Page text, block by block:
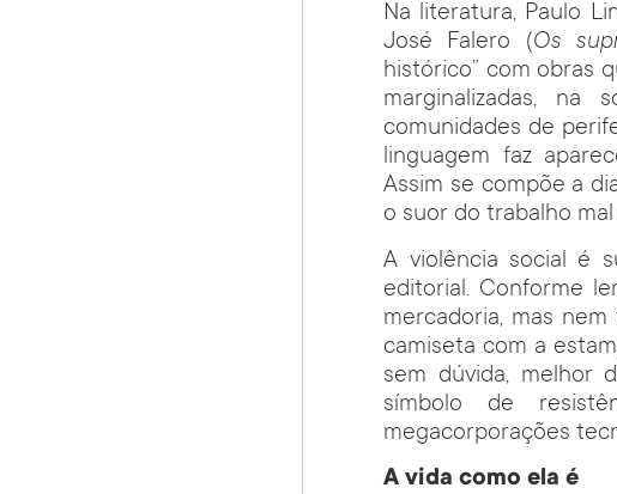
Na literatura, Paulo
José Falero (Os
histórico” com obras
marginalizadas, na
comunidades de
linguagem faz
Assim se compõe a
o suor do trabalho
A violência social é
editorial. Conforme
mercadoria, mas
camiseta com a
sem dúvida, melhor
símbolo de
megacorporações
A vida como ela é